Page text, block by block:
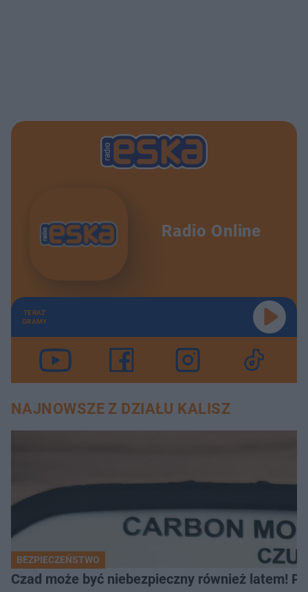
Radio Online
TERAZ
GRAMY
NAJNOWSZE Z DZIAŁU KALISZ
BEZPIECZEŃSTWO
Czad może być niebezpieczny również latem!